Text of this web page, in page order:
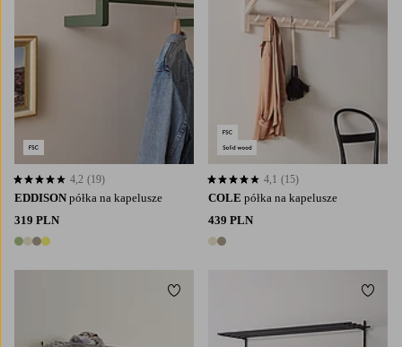
EDDISON półka na kapelusze
319 PLN
4 kolory
4,2 opierając się na 19 ocenach
4,2 (19)
COLE półka na kapelusze
439 PLN
2 kolory
4,1 opierając się na 15 ocenach
4,1 (15)
Dodaj do ulubionych